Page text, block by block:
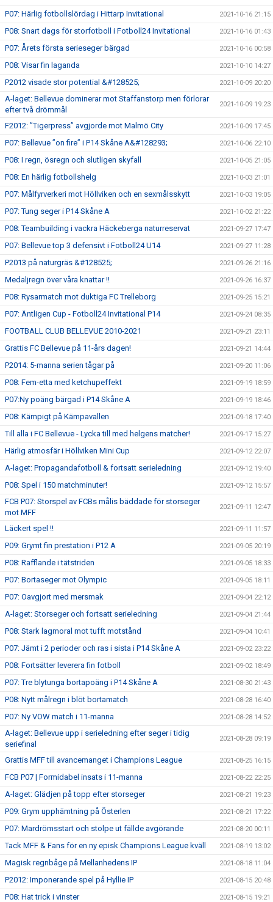
P07: Härlig fotbollslördag i Hittarp Invitational 2021-10-16 21:15
P08: Snart dags för storfotboll i Fotboll24 Invitational 2021-10-16 01:43
P07: Årets första serieseger bärgad 2021-10-16 00:58
P08: Visar fin laganda 2021-10-10 14:27
P2012 visade stor potential &#128525; 2021-10-09 20:20
A-laget: Bellevue dominerar mot Staffanstorp men förlorar
efter två drömmål
2021-10-09 19:23
F2012: ”Tigerpress” avgjorde mot Malmö City 2021-10-09 17:45
P07: Bellevue ”on fire” i P14 Skåne A&#128293; 2021-10-06 22:10
P08: I regn, ösregn och slutligen skyfall 2021-10-05 21:05
P08: En härlig fotbollshelg 2021-10-03 21:01
P07: Målfyrverkeri mot Höllviken och en sexmålsskytt 2021-10-03 19:05
P07: Tung seger i P14 Skåne A 2021-10-02 21:22
P08: Teambuilding i vackra Häckeberga naturreservat 2021-09-27 17:47
P07: Bellevue top 3 defensivt i Fotboll24 U14 2021-09-27 11:28
P2013 på naturgräs &#128525; 2021-09-26 21:16
Medaljregn över våra knattar !! 2021-09-26 16:37
P08: Rysarmatch mot duktiga FC Trelleborg 2021-09-25 15:21
P07: Äntligen Cup - Fotboll24 Invitational P14 2021-09-24 08:35
FOOTBALL CLUB BELLEVUE 2010-2021 2021-09-21 23:11
Grattis FC Bellevue på 11-års dagen! 2021-09-21 14:44
P2014: 5-manna serien tågar på 2021-09-20 11:06
P08: Fem-etta med ketchupeffekt 2021-09-19 18:59
P07:Ny poäng bärgad i P14 Skåne A 2021-09-19 18:46
P08: Kämpigt på Kämpavallen 2021-09-18 17:40
Till alla i FC Bellevue - Lycka till med helgens matcher! 2021-09-17 15:27
Härlig atmosfär i Höllviken Mini Cup 2021-09-12 22:07
A-laget: Propagandafotboll & fortsatt serieledning 2021-09-12 19:40
P08: Spel i 150 matchminuter! 2021-09-12 15:57
FCB P07: Storspel av FCBs målis bäddade för storseger
mot MFF
2021-09-11 12:47
Läckert spel !! 2021-09-11 11:57
P09: Grymt fin prestation i P12 A 2021-09-05 20:19
P08: Rafflande i tätstriden 2021-09-05 18:33
P07: Bortaseger mot Olympic 2021-09-05 18:11
P07: Oavgjort med mersmak 2021-09-04 22:12
A-laget: Storseger och fortsatt serieledning 2021-09-04 21:44
P08: Stark lagmoral mot tufft motstånd 2021-09-04 10:41
P07: Jämt i 2 perioder och ras i sista i P14 Skåne A 2021-09-02 23:22
P08: Fortsätter leverera fin fotboll 2021-09-02 18:49
P07: Tre blytunga bortapoäng i P14 Skåne A 2021-08-30 21:43
P08: Nytt målregn i blöt bortamatch 2021-08-28 16:40
P07: Ny VOW match i 11-manna 2021-08-28 14:52
A-laget: Bellevue upp i serieledning efter seger i tidig
seriefinal
2021-08-28 09:19
Grattis MFF till avancemanget i Champions League 2021-08-25 16:15
FCB P07 | Formidabel insats i 11-manna 2021-08-22 22:25
A-laget: Glädjen på topp efter storseger 2021-08-21 19:23
P09: Grym upphämtning på Österlen 2021-08-21 17:22
P07: Mardrömsstart och stolpe ut fällde avgörande 2021-08-20 00:11
Tack MFF & Fans för en ny episk Champions League kväll 2021-08-19 13:02
Magisk regnbåge på Mellanhedens IP 2021-08-18 11:04
P2012: Imponerande spel på Hyllie IP 2021-08-15 20:48
P08: Hat trick i vinster 2021-08-15 19:21